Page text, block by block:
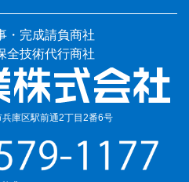
・完成請負商社
全技術代行商社
庫区駅前通2丁目2番6号